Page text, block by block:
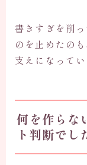
書きすぎを削
のを止めたの
支えになってい
何を作らな
ト判断でし